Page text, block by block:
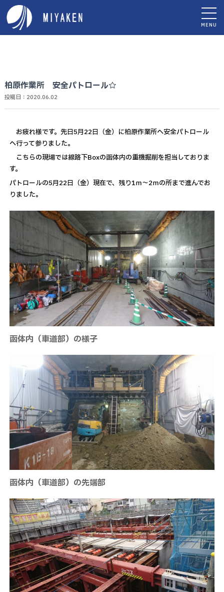
MENU
柏原作業所 安全パトロール☆
投稿日：2020.06.02
お疲れ様です。先日5月22日（金）に柏原作業所へ安全パトロール
へ行って参りました。
こちらの現場では線路下Boxの函体内の重機掘削を担当しておりま
す。
パトロールの5月22日（金）現在で、残り1ｍ～2ｍの所まで進んでお
りました。
函体内（車道部）の様子
函体内（車道部）の先端部